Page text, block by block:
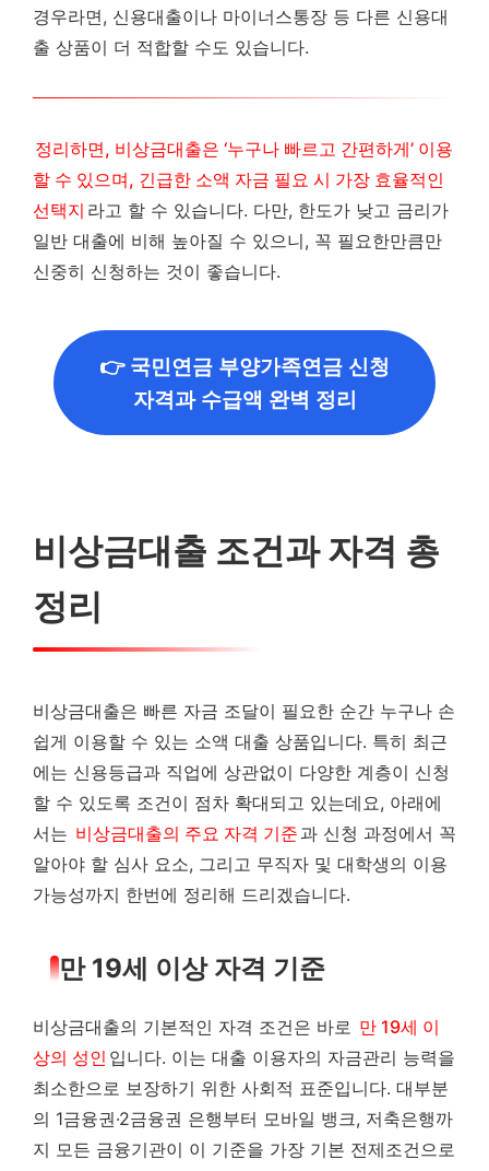
경우라면, 신용대출이나 마이너스통장 등 다른 신용대
출 상품이 더 적합할 수도 있습니다.
정리하면, 비상금대출은 ‘누구나 빠르고 간편하게’ 이용
할 수 있으며, 긴급한 소액 자금 필요 시 가장 효율적인
선택지 라고 할 수 있습니다. 다만, 한도가 낮고 금리가
일반 대출에 비해 높아질 수 있으니, 꼭 필요한만큼만
신중히 신청하는 것이 좋습니다.
👉 국민연금 부양가족연금 신청
자격과 수급액 완벽 정리
비상금대출 조건과 자격 총
정리
비상금대출은 빠른 자금 조달이 필요한 순간 누구나 손
쉽게 이용할 수 있는 소액 대출 상품입니다. 특히 최근
에는 신용등급과 직업에 상관없이 다양한 계층이 신청
할 수 있도록 조건이 점차 확대되고 있는데요, 아래에
서는 비상금대출의 주요 자격 기준 과 신청 과정에서 꼭
알아야 할 심사 요소, 그리고 무직자 및 대학생의 이용
가능성까지 한번에 정리해 드리겠습니다.
만 19세 이상 자격 기준
비상금대출의 기본적인 자격 조건은 바로 만 19세 이
상의 성인 입니다. 이는 대출 이용자의 자금관리 능력을
최소한으로 보장하기 위한 사회적 표준입니다. 대부분
의 1금융권·2금융권 은행부터 모바일 뱅크, 저축은행까
지 모든 금융기관이 이 기준을 가장 기본 전제조건으로